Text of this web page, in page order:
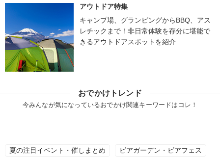
アウトドア特集
キャンプ場、グランピングからBBQ、アス
レチックまで！非日常体験を存分に堪能で
きるアウトドアスポットを紹介
おでかけトレンド
今みんなが気になっているおでかけ関連キーワードはコレ！
夏の注目イベント・催しまとめ ビアガーデン・ビアフェス